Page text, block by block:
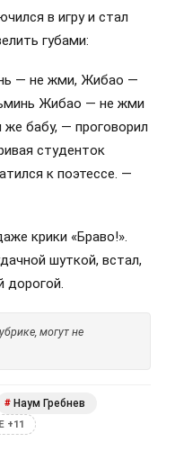
в игру и стал
губами:
— не жми, Жибао —
Жибао — не жми
бабу, — проговорил
студенток
к поэтессе. —
крики «Браво!».
шуткой, встал,
дорогой.
могут не
# Наум Гребнев
+11